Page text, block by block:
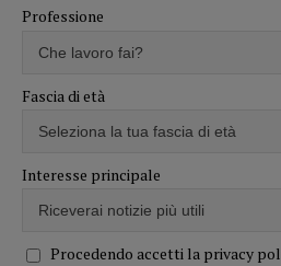
Professione
Fascia di età
Interesse principale
Procedendo accetti la privacy